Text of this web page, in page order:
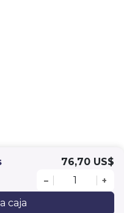
76,70 US$
– +
caja